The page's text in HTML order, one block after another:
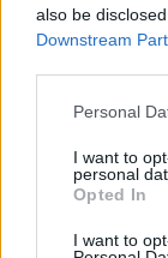
also be
Downstream
Please note
not limited to
grant or deny
use your data
consent section.
Personal
I want to
personal
Opted In
I want to
Nagy igazolás -
Fehérvárhoz